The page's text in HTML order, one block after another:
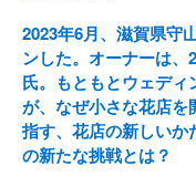
2023年6月、滋賀県守
ンした。オーナーは、
氏。もともとウェデ
が、なぜ小さな花店
指す、花店の新しいか
の新たな挑戦とは？